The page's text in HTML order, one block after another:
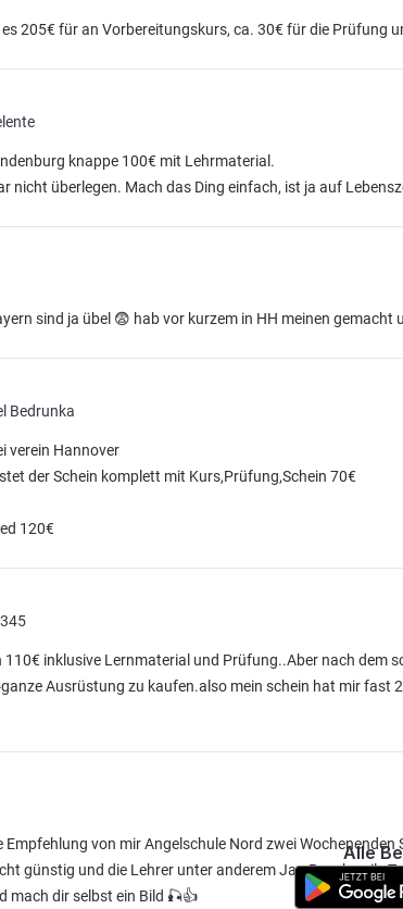
205€ für an Vorbereitungskurs, ca. 30€ für die Prüfung
knappe 100€ mit Lehrmaterial.
nicht überlegen. Mach das Ding einfach, ist ja auf
sind ja übel 😨 hab vor kurzem in HH meinen
Bedrunka
verein Hannover
der Schein komplett mit Kurs,Prüfung,Schein 70€
120€
110€ inklusive Lernmaterial und Prüfung..Aber nach dem
Ausrüstung zu kaufen.also mein schein hat mir fast
Empfehlung von mir Angelschule Nord zwei
günstig und die Lehrer unter anderem Jan Pusch geile
mach dir selbst ein Bild 🎣👍
Alle